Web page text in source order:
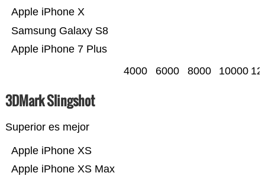
Apple iPhone 7 Plus
Samsung Galaxy S8
Apple iPhone X
4000 6000 8000 10000
3DMark Slingshot
Superior es mejor
Apple iPhone XS Max
Apple iPhone XS